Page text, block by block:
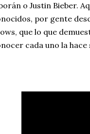
o Justin Bieber.
por gente
que lo que
cada uno la hace